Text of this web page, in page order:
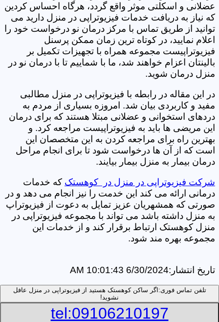
عضلانی و اسکلتی موثر واقع گردد، هرگاه احساس کردین
که نیاز به دریافت خدمات فیزیوتراپی در منزل دارید می
توانید از طریق تماس با مرکز درمان نو درخواست خود را
اعلام نمایید، در کوتاه ترین زمان ممکن پرسنل
فیزیوتراپیست مجموعه همراه با تجهیزات تکمیل بر
بالینتان اعزام خواهند شد، ما با شماییم تا با درمان نو در
منزل درمان شوید.
در این مقاله در رابطه با فیزیوتراپی در منزل مطالبی
مفید و کاربردی بیان شد. امروزه بسیاری از مردم به
دردهای استخوانی و عضلانی مبتلا هستند که برای درمان
این مریضی ها باید به فیزیوتراپیست مراجعه کرد. و
بهترین راه برای مراجعه کردن به این متخصصان این
است که از آن ها درخواست شود تا برای انجام مراحل
درمان بیمار به منزل بیمار بیایند.
شرکت فیزیوتراپی در منزل در کوهستک که خدمات
درمانی ارائه می کند این خدمت را نیز انجام می دهد و در
صورتی که همشهریان عزیز تمایل به دعوت از فیزیوتراپ
به منزل داشته باشد می تواند با مجموعه فیزیوتراپی در
منزل کوهستک ارتباط برقرار کند و از خدمات این
مجموعه بهره مند شود.
تاریخ انتشار:6/30/2024 10:01:43 AM
تلفن تماس فوری: اگر ساکن کوهستک هستید از فیزیوتراپی در منزل عافل
نشوید!
tel:09106210197